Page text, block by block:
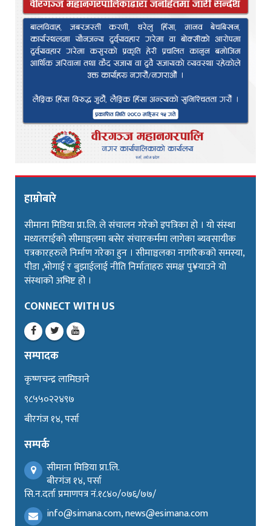
हाम्रोबारे
सीमाना मिडिया प्रा.लि. ले संचालन गरेको इपत्रिका हो । यो संस्था
मध्यतराईको सीमाञ्चलमा बसेर संचारकर्ममा लागेका ब्यवसायीक
पत्रकारहरुले निर्माण गरेका हुन । सीमाञ्चलका नागरिकको समस्या,
पीडा ,भोगाई र बुझाईलाई नीति निर्माताहरु समक्ष पु¥याउने यो
संस्थाको अभिष्ट हो ।
CONNECT WITH US
सम्पादक
कृष्णचन्द्र लामिछाने
९८५५०२२४९७
बीरगंज १४, पर्सा
सम्पर्क
सीमाना मिडिया प्रा.लि.
बीरगंज १४, पर्सा
सि.न.दर्ता प्रमाणपत्र नं.१८४०/०७६/७७/
info@simana.com, news@esimana.com